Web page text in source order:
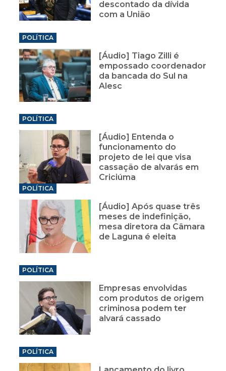
descontado da dívida
com a União
POLÍTICA
[Áudio] Tiago Zilli é
empossado coordenador
da bancada do Sul na
Alesc
POLÍTICA
[Áudio] Entenda o
funcionamento do
projeto de lei que visa
cassação de alvarás em
Criciúma
POLÍTICA
[Áudio] Após quase três
meses de indefinição,
mesa diretora da Câmara
de Laguna é eleita
POLÍTICA
Empresas envolvidas
com produtos de origem
criminosa podem ter
alvará cassado
POLÍTICA